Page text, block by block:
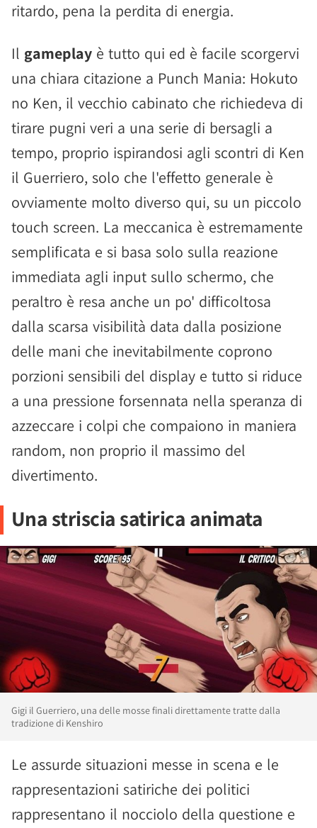
ritardo, pena la perdita di energia.
Il gameplay è tutto qui ed è facile scorgervi
una chiara citazione a Punch Mania: Hokuto
no Ken, il vecchio cabinato che richiedeva di
tirare pugni veri a una serie di bersagli a
tempo, proprio ispirandosi agli scontri di Ken
il Guerriero, solo che l'effetto generale è
ovviamente molto diverso qui, su un piccolo
touch screen. La meccanica è estremamente
semplificata e si basa solo sulla reazione
immediata agli input sullo schermo, che
peraltro è resa anche un po' difficoltosa
dalla scarsa visibilità data dalla posizione
delle mani che inevitabilmente coprono
porzioni sensibili del display e tutto si riduce
a una pressione forsennata nella speranza di
azzeccare i colpi che compaiono in maniera
random, non proprio il massimo del
divertimento.
Una striscia satirica animata
Gigi il Guerriero, una delle mosse finali direttamente tratte dalla
tradizione di Kenshiro
Le assurde situazioni messe in scena e le
rappresentazioni satiriche dei politici
rappresentano il nocciolo della questione e